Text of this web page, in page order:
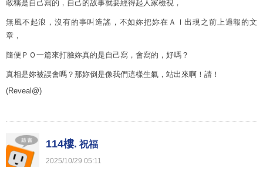
敢稱是自己寫的，自己的故事就要經得起人家檢視，
無風不起浪，沒有的事叫造謠，不如妳把妳在ＡＩ出現之前上過報的文
章，
隨便ＰＯ一篇來打臉妳真的是自己寫，會寫的，好嗎？
真相是妳被誤會嗎？那妳倒是像我們這樣生氣，站出來啊！請！
(Reveal@)
114樓. 祝福
2025/10/29 05:11